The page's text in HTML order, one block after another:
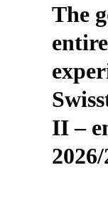
The
II –